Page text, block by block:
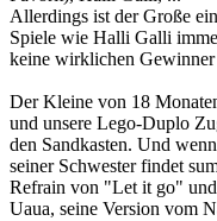
Allerdings ist der Große
Spiele wie Halli Galli
keine wirklichen
Der Kleine von 18
und unsere Lego-Duplo
den Sandkasten. Und
seiner Schwester findet
Refrain von "Let it go"
Uaua, seine Version vom